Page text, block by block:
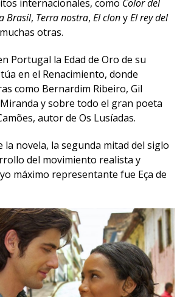
internacionales, como Color del
Brasil, Terra nostra, El clonyEl rey del
otras.
Portugal la Edad de Oro de su
en el Renacimiento, donde
como Bernardim Ribeiro, Gil
Miranda y sobre todo el gran poeta
autor de Os Lusíadas.
la novela, la segunda mitad del siglo
del movimiento realista y
máximo representante fue Eça de